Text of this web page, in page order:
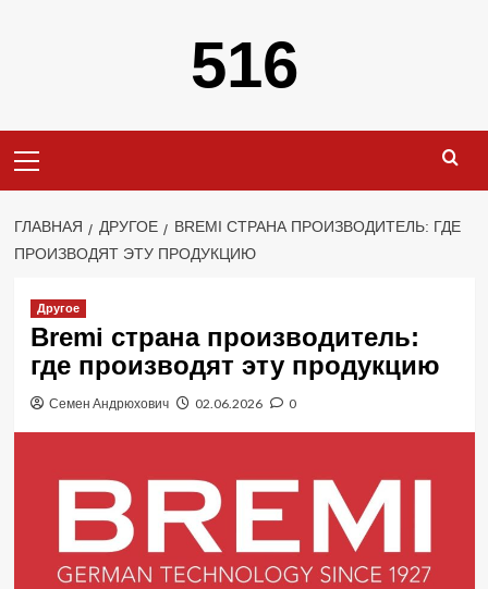
516
меню
ГЛАВНАЯ ДРУГОЕ
BREMI СТРАНА ПРОИЗВОДИТЕЛЬ: ГДЕ
ПРОИЗВОДЯТ ЭТУ ПРОДУКЦИЮ
Другое
Bremi страна производитель:
где производят эту продукцию
Семен Андрюхович 02.06.2026 0